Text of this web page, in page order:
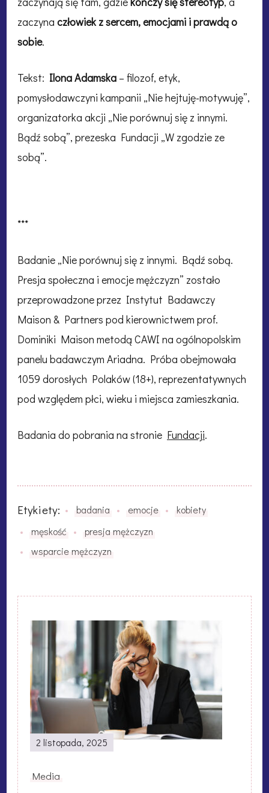
zaczyna człowiek z sercem, emocjami i prawdą o
sobie.
Tekst: Ilona Adamska – filozof, etyk,
pomysłodawczyni kampanii „Nie hejtuję-motywuję”,
organizatorka akcji „Nie porównuj się z innymi.
Bądź sobą”, prezeska Fundacji „W zgodzie ze
sobą”.
***
Badanie „Nie porównuj się z innymi. Bądź sobą.
Presja społeczna i emocje mężczyzn” zostało
przeprowadzone przez Instytut Badawczy
Maison & Partners pod kierownictwem prof.
Dominiki Maison metodą CAWI na ogólnopolskim
panelu badawczym Ariadna. Próba obejmowała
1059 dorosłych Polaków (18+), reprezentatywnych
pod względem płci, wieku i miejsca zamieszkania.
Badania do pobrania na stronie Fundacji.
Etykiety: badania emocje
kobiety
męskość
presja mężczyzn
wsparcie mężczyzn
2 listopada, 2025
Media